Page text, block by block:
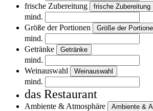
frische Zubereitung
frische Zubereitung
mind.
Größe der Portionen
Größe der
mind.
Getränke
Getränke
mind.
Weinauswahl
Weinauswahl
mind.
das Restaurant
Ambiente & Atmosphäre Ambiente &